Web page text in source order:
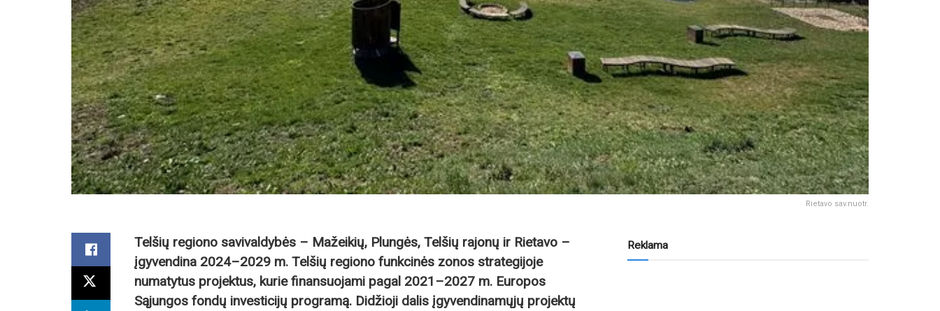
Rietavo sav.nuotr.
Telšių regiono savivaldybės – Mažeikių, Plungės, Telšių rajonų ir Rietavo –
įgyvendina 2024–2029 m. Telšių regiono funkcinės zonos strategijoje
numatytus projektus, kurie finansuojami pagal 2021–2027 m. Europos
Sąjungos fondų investicijų programą. Didžioji dalis įgyvendinamųjų projektų
Reklama